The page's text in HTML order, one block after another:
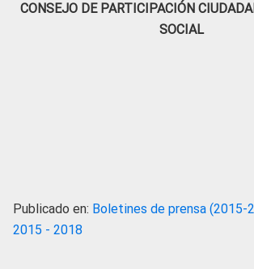
CONSEJO DE PARTICIPACIÓN
SOCIAL
Publicado en: Boletines de prensa (2015-
2015 - 2018